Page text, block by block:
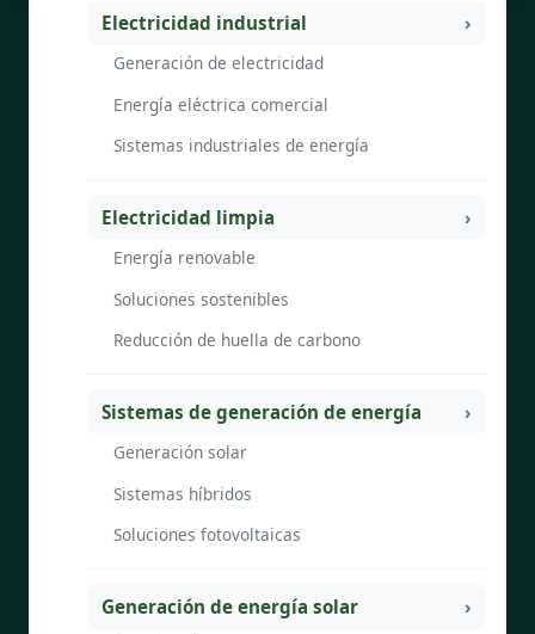
Electricidad industrial
Generación de electricidad
Energía eléctrica comercial
Sistemas industriales de energía
Electricidad limpia
Energía renovable
Soluciones sostenibles
Reducción de huella de carbono
Sistemas de generación de energía
Generación solar
Sistemas híbridos
Soluciones fotovoltaicas
Generación de energía solar